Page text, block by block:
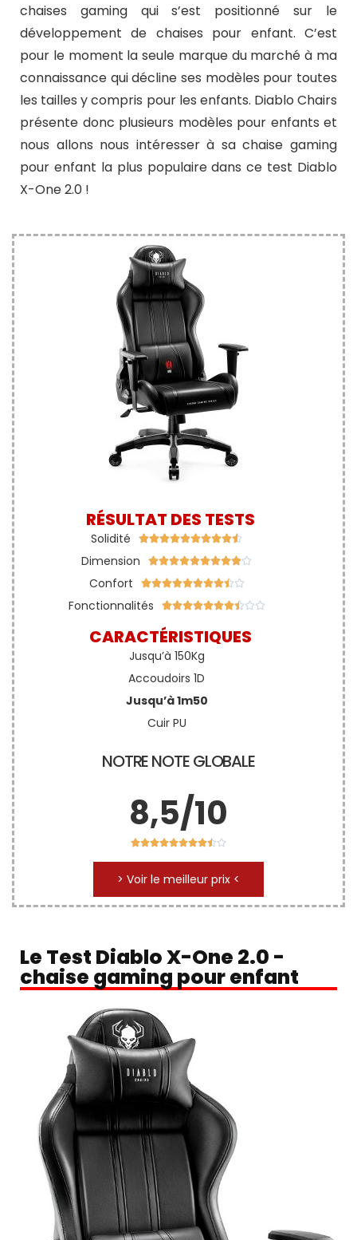
chaises gaming qui s’est positionné sur le
développement de chaises pour enfant. C’est
pour le moment la seule marque du marché à ma
connaissance qui décline ses modèles pour toutes
les tailles y compris pour les enfants. Diablo Chairs
présente donc plusieurs modèles pour enfants et
nous allons nous intéresser à sa chaise gaming
pour enfant la plus populaire dans ce test Diablo
X-One 2.0 !
RÉSULTAT DES TESTS
Solidité 
Dimension 
Confort 
Fonctionnalités 
CARACTÉRISTIQUES
Jusqu’à 150Kg
Accoudoirs 1D
Jusqu’à 1m50
Cuir PU
NOTRE NOTE GLOBALE
8,5/10

> Voir le meilleur prix <
Le Test Diablo X-One 2.0 -
chaise gaming pour enfant